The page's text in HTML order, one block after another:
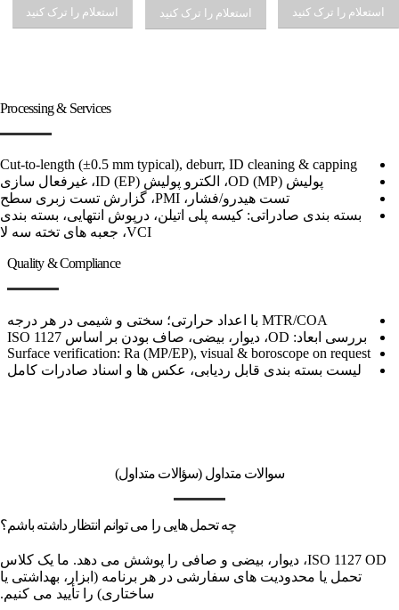
استعلام را ترک کنید استعلام را ترک کنید استعلام را ترک کنید
Processing & Services
Cut-to-length (±0.5 mm typical), deburr, ID cleaning & capping
پولیش OD (MP)، الکترو پولیش ID (EP)، غیرفعال سازی
تست هیدرو/فشار، PMI، گزارش تست زبری سطح
بسته بندی صادراتی: کیسه پلی اتیلن، درپوش انتهایی، بسته بندی
VCI، جعبه های تخته سه لا
Quality & Compliance
MTR/COA با اعداد حرارتی؛ سختی و شیمی در هر درجه
بررسی ابعاد: OD، دیوار، بیضی، صاف بودن بر اساس ISO 1127
Surface verification: Ra (MP/EP), visual & boroscope on request
لیست بسته بندی قابل ردیابی، عکس ها و اسناد صادرات کامل
سوالات متداول (سؤالات متداول)
چه تحمل هایی را می توانم انتظار داشته باشم؟
ISO 1127 OD، دیوار، بیضی و صافی را پوشش می دهد. ما یک کلاس
تحمل یا محدودیت های سفارشی در هر برنامه (ابزار، بهداشتی یا
ساختاری) را تأیید می کنیم.